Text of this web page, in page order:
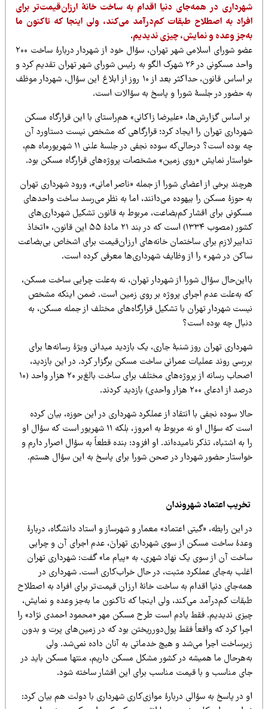
در همه‌جای دنیا اقدام به ساخت خانۀ ارزان‌قیمت‌تر برای
به اصطلاح طبقات کم‌درآمد می‌کند، ولی اینجا که تاکنون ما
وعده و نمایش، چیزی ندیدیم.
عضو شورای اسلامی شهر تهران، سؤال خود از شهردار دربارۀ ساخت ۲۰۰
واحد مسکونی در ۲۶ شهرک الگو به رئیس شورای شهر تهران تقدیم کرد و
بر اساس قانون، حداکثر بعد از ۱۰ روز از ابلاغ این سؤال، شهردار موظف
حضور در جلسۀ شورا و پاسخ به سؤالات است.
اساس گزارش‌ها، «علیرضا زاکانی» هم‌راستای با این قرارگاه مسکن
تهران را ایجاد کرد؛ قرارگاهی که مشخص نیست دستاورد آن
چه بوده است؟ درحالی‌که سوده نجفی در جلسۀ علنی ۱۱ شهریورماه هم،
نمایش «روی زمین» مشخصات پروژه‌های قرارگاه مسکن بود.
برخی از اعضای شورا از جمله «ناصر امانی»، ورود شهرداری تهران
حوزۀ مسکن را بیهوده می‌دانند، اما به نظر می‌رسد ساخت واحد‌های
برای اقشار کم‌بضاعت، مربوط به قانون تشکیل شهرداری‌های
کشور (مصوب ۱۳۳۴) است که در بند ۲۱ مادۀ ۵۵ این قانون، «اتخاذ
لازم برای ساختمان خانه‌های ارزان‌قیمت برای اشخاص بی‌بضاعت
در شهر» را از وظایف شهرداری‌ها معرفی کرده‌ است.
سؤال شورا از شهردار تهران، نه به‌علت چرایی ساخت مسکن،
به‌علت عدم اجرای پروژه بر روی زمین است. ضمن اینکه مشخص
شهردار تهران با تشکیل قرارگاه‌های مختلف از جمله مسکن، به
چه بوده است؟
تهران روز شنبۀ جاری، یک بازدید میدانی ویژۀ رسانه‌ها برای
روند عملیات عمرانی ساخت مسکن برگزار کرد. در این بازدید،
اصحاب رسانه از پروژه‌های مختلف برای ساخت بالغ‌بر ۲۰ هزار واحد (۱۰
از ادعای ۲۰۰ هزار واحدی) بازدید کردند.
سوده نجفی با انتقاد از عملکرد شهرداری در این حوزه، بیان کرده
است که سؤال او نه مربوط به امروز، بلکه ۱۱ شهریور است که سؤال او
به اشتباه، تذکر نامیده‌اند. او افزود: بنده قطعاً به سؤال اصرار دارم و
حضور شهردار در صحن شورا برای پاسخ به این سؤال هستم.
اعتماد شهروندان
این رابطه، «گیتی اعتماد» معمار و شهرساز و استاد دانشگاه، دربارۀ
ساخت مسکن از سوی شهرداری تهرانَ، عدم اجرای آن و چرایی
آن از سوی یک نهاد شهری، به «پیام ما» گفت: شهرداری تهران
به‌جای عملکرد مثبت، در حال خراب‌کاری است. شهرداری در
دنیا اقدام به ساخت خانۀ ارزان قیمت‌تر برای افراد به اصطلاح
کم‌درآمد می‌کند، ولی اینجا که تاکنون ما به‌جز وعده و نمایش،
ندیدیم. فقط یادم است طرح مسکن مهر «محمود احمدی نژاد» را
کرد که واقعاً فقط پول‌دورریختن بود که در زمین‌های پرت و بدون
اجرا می‌شد و هیچ خدماتی به آنان داده نمی‌شد. ولی
ما همیشه در کشور مشکل مسکن داریم، منتها مسکن باید در
مناسب و با قیمت مناسب برای این اقشار ساخته شود.
در پاسخ به سؤالی دربارۀ موازی‌کاری شهرداری با دولت هم بیان کرد: